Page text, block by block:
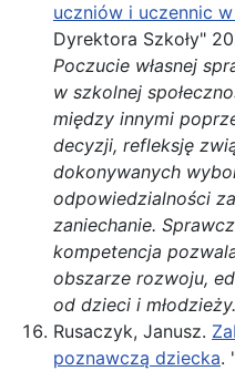
uczniów i uczennic
Dyrektora Szkoły"
Poczucie własnej
w szkolnej
między innymi
decyzji, refleksję
dokonywanych
odpowiedzialności
zaniechanie.
kompetencja
obszarze rozwoju,
od dzieci i młodzieży.
Rusaczyk, Janusz.
poznawczą dziecka.